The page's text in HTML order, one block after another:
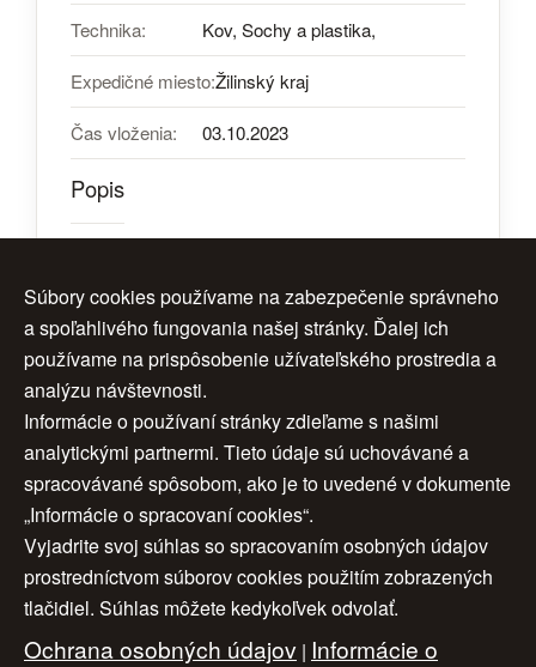
Technika: Kov, Sochy a plastika,
Expedičné miesto:Žilinský kraj
Čas vloženia: 03.10.2023
Popis
Počet návštev:
Úvod | O nás | Obchodné podmienky |
Ochrana osobných údajov | Cookies
Nastavenia cookies | Cenník | Aktuality | Kontakt
Súbory cookies používame na zabezpečenie správneho
a spoľahlivého fungovania našej stránky. Ďalej ich
používame na prispôsobenie užívateľského prostredia a
analýzu návštevnosti.
Informácie o používaní stránky zdieľame s našimi
analytickými partnermi. Tieto údaje sú uchovávané a
spracovávané spôsobom, ako je to uvedené v dokumente
„Informácie o spracovaní cookies“.
Vyjadrite svoj súhlas so spracovaním osobných údajov
prostredníctvom súborov cookies použitím zobrazených
tlačidiel. Súhlas môžete kedykoľvek odvolať.
Ochrana osobných údajov | Informácie o